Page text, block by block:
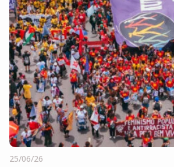
25/06/26